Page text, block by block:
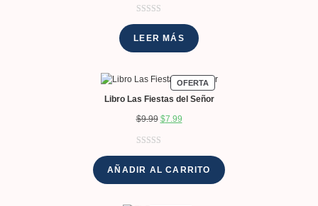
5.00de 5 en
un cliente
LEER MÁS
OFERTA
Libro Las Fiestas del Señor
$9.99 $7.99
5.00de 5 en
AÑADIR AL CARRITO